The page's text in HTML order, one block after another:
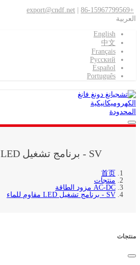
+86-15967799569
export@cndf.net
العربية
English
中文
Français
Pусский
Español
Português
SV - برنامج تشغيل LED مقاوم للماء
首页
منتجات
AC-DC مزود الطاقة
SV - برنامج تشغيل LED مقاوم للماء
منتجات